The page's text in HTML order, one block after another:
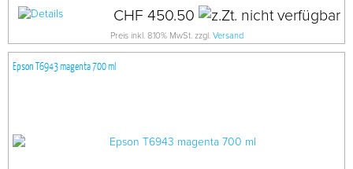
CHF 450.50
Preis inkl. 8.10% MwSt. zzgl. Versand
Epson T6943 magenta 700 ml